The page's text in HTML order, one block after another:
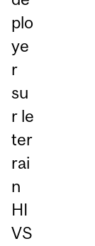
plo
ye
r
su
r le
ter
rai
n
HI
VS